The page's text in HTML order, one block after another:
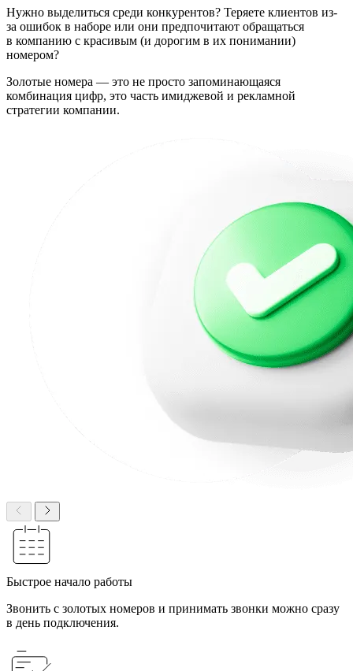
Нужно выделиться среди конкурентов? Теряете клиентов из-
за ошибок в наборе или они предпочитают обращаться
в компанию с красивым (и дорогим в их понимании)
номером?
Золотые номера — это не просто запоминающаяся
комбинация цифр, это часть имиджевой и рекламной
стратегии компании.
Быстрое начало работы
Звонить с золотых номеров и принимать звонки можно сразу
в день подключения.